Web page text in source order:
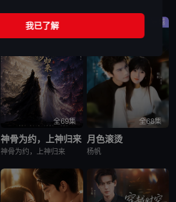
全69集
神骨为约，上神归来
神骨为约，上神归来
穿越
全68集
月色滚烫
杨帆